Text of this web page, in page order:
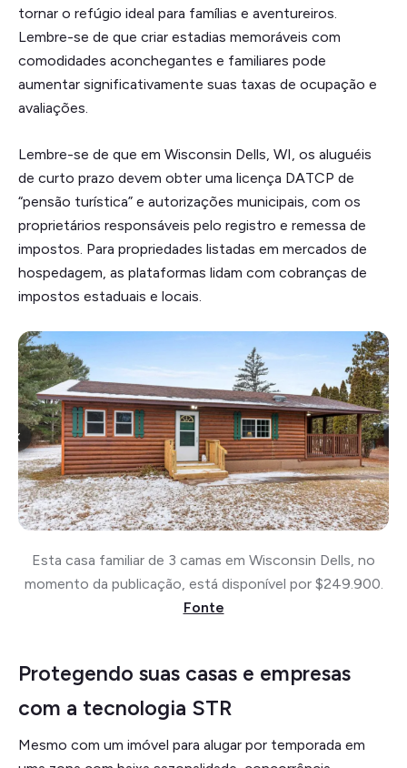
tornar o refúgio ideal para famílias e aventureiros.
Lembre-se de que criar estadias memoráveis com
comodidades aconchegantes e familiares pode
aumentar significativamente suas taxas de ocupação e
avaliações.
Lembre-se de que em Wisconsin Dells, WI, os aluguéis
de curto prazo devem obter uma licença DATCP de
“pensão turística” e autorizações municipais, com os
proprietários responsáveis pelo registro e remessa de
impostos. Para propriedades listadas em mercados de
hospedagem, as plataformas lidam com cobranças de
impostos estaduais e locais.
Esta casa familiar de 3 camas em Wisconsin Dells, no
momento da publicação, está disponível por $249.900.
Fonte
Protegendo suas casas e empresas
com a tecnologia STR
Mesmo com um imóvel para alugar por temporada em